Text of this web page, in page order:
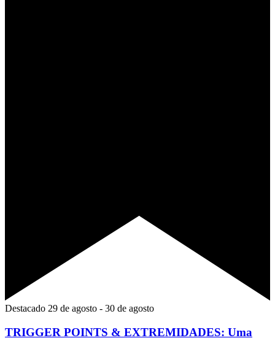
Destacado 29 de agosto - 30 de agosto
TRIGGER POINTS & EXTREMIDADES: Uma